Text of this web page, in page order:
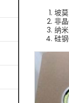
坡
非
纳
硅